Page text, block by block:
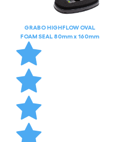
GRABO HIGHFLOW OVAL
FOAM SEAL 80mm x 160mm